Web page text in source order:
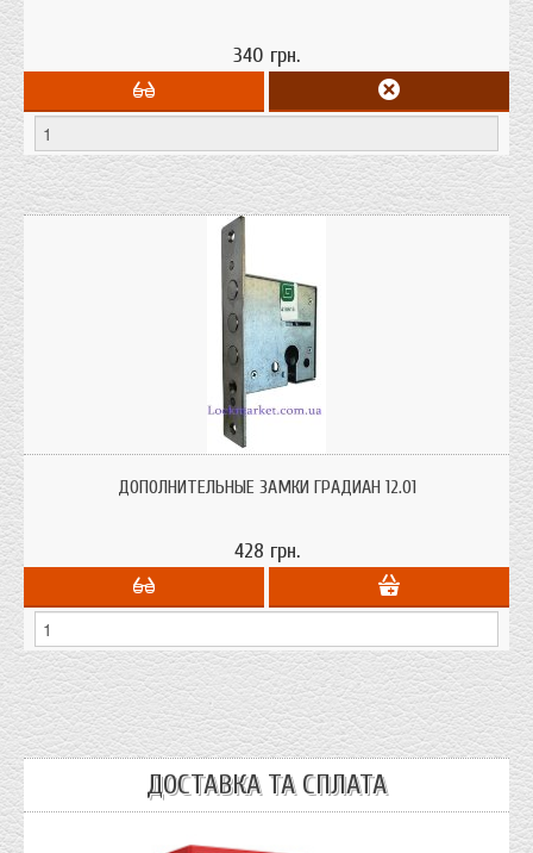
340 грн.
зависит от размера цилиндра приобретенного отдельно.
ДОПОЛНИТЕЛЬНЫЕ ЗАМКИ ГРАДИАН 12.01
428 грн.
ДОСТАВКА ТА СПЛАТА